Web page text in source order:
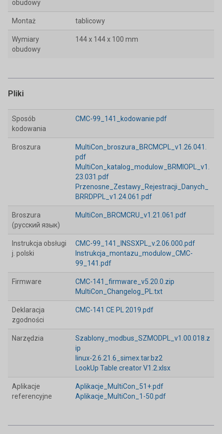
obudowy
Montaż tablicowy
Wymiary
obudowy
144 x 144 x 100 mm
Pliki
Sposób
kodowania
CMC-99_141_kodowanie.pdf
Broszura
MultiCon_broszura_BRCMCPL_v1.26.041.
pdf
MultiCon_katalog_modulow_BRMIOPL_v1.
23.031.pdf
Przenosne_Zestawy_Rejestracji_Danych_
BRRDPPL_v1.24.061.pdf
Broszura
(русский язык)
MultiCon_BRCMCRU_v1.21.061.pdf
Instrukcja obsługi
j. polski
CMC-99_141_INSSXPL_v.2.06.000.pdf
Instrukcja_montazu_modulow_CMC-
99_141.pdf
Firmware
CMC-141_firmware_v5.20.0.zip
MultiCon_Changelog_PL.txt
Deklaracja
zgodności
CMC-141 CE PL 2019.pdf
Narzędzia
Szablony_modbus_SZMODPL_v1.00.018.z
ip
linux-2.6.21.6_simex.tar.bz2
LookUp Table creator V1.2.xlsx
Aplikacje
referencyjne
Aplikacje_MultiCon_51+.pdf
Aplikacje_MultiCon_1-50.pdf